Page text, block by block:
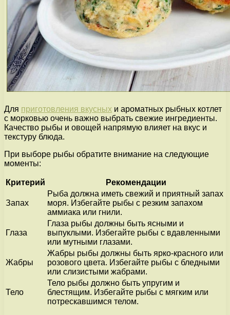
Для приготовления вкусных и ароматных рыбных котлет
с морковью очень важно выбрать свежие ингредиенты.
Качество рыбы и овощей напрямую влияет на вкус и
текстуру блюда.
При выборе рыбы обратите внимание на следующие
моменты:
Критерий Рекомендации
Запах
Рыба должна иметь свежий и приятный запах
моря. Избегайте рыбы с резким запахом
аммиака или гнили.
Глаза
Глаза рыбы должны быть ясными и
выпуклыми. Избегайте рыбы с вдавленными
или мутными глазами.
Жабры
Жабры рыбы должны быть ярко-красного или
розового цвета. Избегайте рыбы с бледными
или слизистыми жабрами.
Тело
Тело рыбы должно быть упругим и
блестящим. Избегайте рыбы с мягким или
потрескавшимся телом.